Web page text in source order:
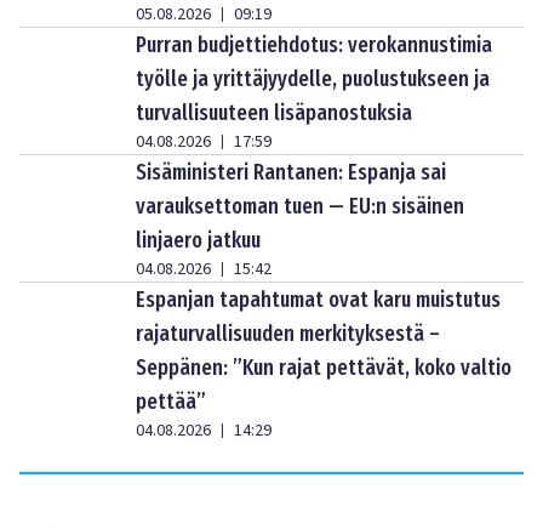
05.08.2026 | 09:19
Purran budjettiehdotus: verokannustimia
työlle ja yrittäjyydelle, puolustukseen ja
turvallisuuteen lisäpanostuksia
04.08.2026 | 17:59
Sisäministeri Rantanen: Espanja sai
varauksettoman tuen — EU:n sisäinen
linjaero jatkuu
04.08.2026 | 15:42
Espanjan tapahtumat ovat karu muistutus
rajaturvallisuuden merkityksestä –
Seppänen: ”Kun rajat pettävät, koko valtio
pettää”
04.08.2026 | 14:29